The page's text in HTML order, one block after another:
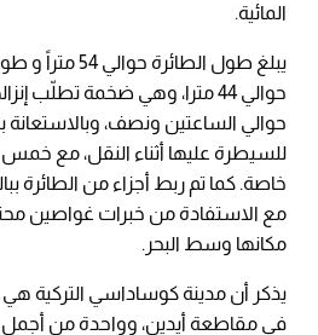
المائية.
يبلغ طول الطائرة
حوالي 44 مترا، وهي ضخمة تطلّب
حوالي الساعتين ونصف، وبالاستعانة
للسيطرة عليها أثناء النقل، مع
خاصة. كما تم ربط أجزاء من الطائرة
مع الاستفادة من خبرات غواصين
مكانها وسط البحر.
يذكر أن مدينة كوساداسي التركية
في مقاطعة أيدين، وواحدة من أجمل